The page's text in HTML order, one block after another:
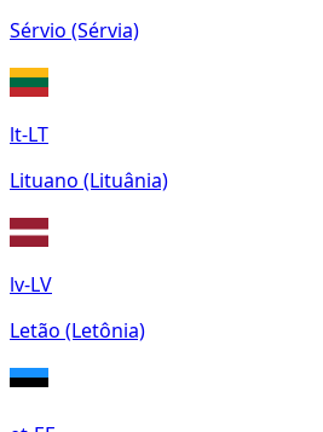
Sérvio (Sérvia)
lt-LT
Lituano (Lituânia)
lv-LV
Letão (Letônia)